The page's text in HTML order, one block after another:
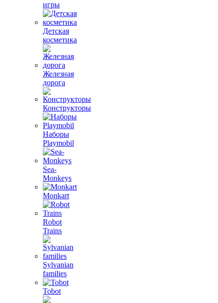
игры
Детская
косметика
Железная
дорога
Конструкторы
Наборы
Playmobil
Sea-
Monkeys
Monkart
Robot
Trains
Sylvanian
families
Tobot